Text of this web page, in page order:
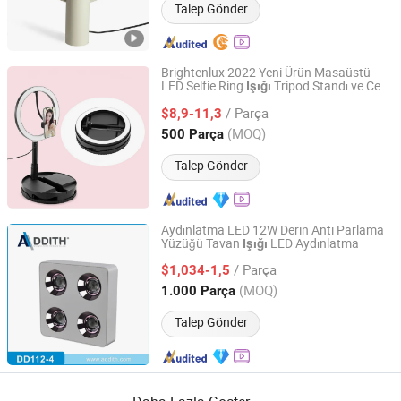
Talep Gönder
Brightenlux 2022 Yeni Ürün Masaüstü
LED Selfie Ring Işığı Tripod Standı ve Cep
Makyaj için
$8,9-11,3 / Parça
500 Parça (MOQ)
Talep Gönder
Ningbo Brightenlux Electric Appliance Co., Ltd
Zhejiang, China Fiyat 2022
Aydınlatma LED 12W Derin Anti Parlama
Yüzüğü Tavan Işığı LED Aydınlatma
$1,034-1,5 / Parça
1.000 Parça (MOQ)
Talep Gönder
Shanghai Addith Hardware Co., Ltd.
Shanghai, China Fiyat 2020